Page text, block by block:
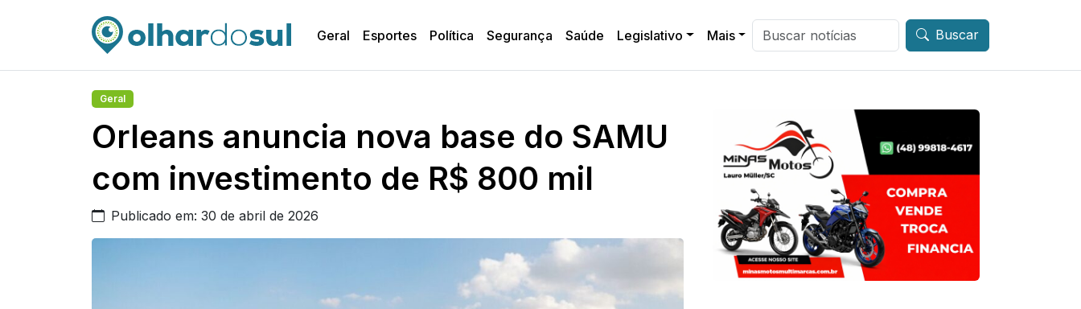
Geral Esportes Política Segurança Saúde Legislativo Mais Buscar
Geral
Orleans anuncia nova base do SAMU
com investimento de R$ 800 mil
Publicado em: 30 de abril de 2026